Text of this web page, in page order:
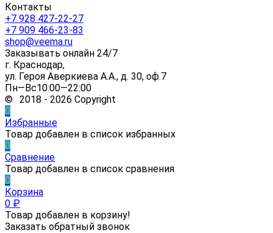
Контакты
+7 928 427-22-27
+7 909 466-23-83
shop@veema.ru
Заказывать онлайн 24/7
г. Краснодар,
ул. Героя Аверкиева А.А., д. 30, оф.7
Пн—Вс10:00—22:00
© 2018 - 2026 Copyright
0
Избранные
Товар добавлен в список избранных
0
Сравнение
Товар добавлен в список сравнения
0
Корзина
0 ₽
Товар добавлен в корзину!
Заказать обратный звонок